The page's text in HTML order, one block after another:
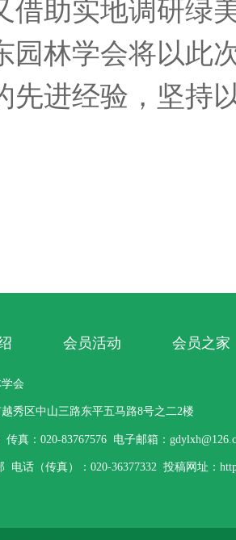
借助实地调研绿
园林学会将以此
先进经验，坚持
会员活动 会员之家
会
秀区中山三路东平五马路8号之二2楼
传真：020-83767576 电子邮箱：
电话（传真）：020-36377332 投稿网址：